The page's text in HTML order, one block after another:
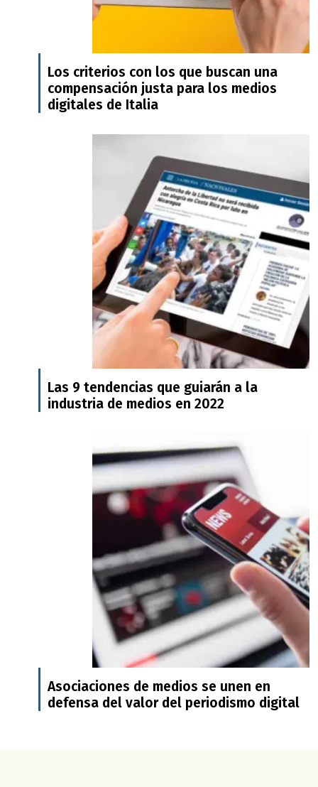
Los criterios con los que buscan una
compensación justa para los medios
digitales de Italia
Las 9 tendencias que guiarán a la
industria de medios en 2022
Asociaciones de medios se unen en
defensa del valor del periodismo digital